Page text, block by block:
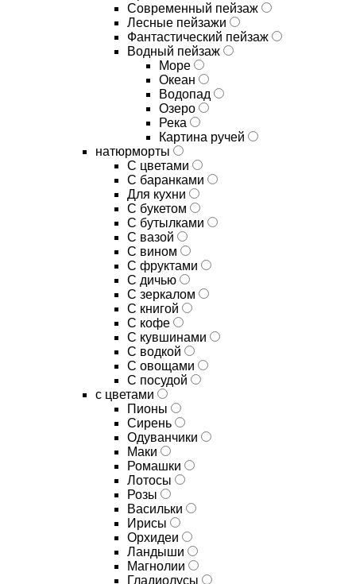
Современный пейзаж
Лесные пейзажи
Фантастический пейзаж
Водный пейзаж
Море
Океан
Водопад
Озеро
Река
Картина ручей
натюрморты
С цветами
С баранками
Для кухни
C букетом
C бутылками
C вазой
C вином
C фруктами
C дичью
C зеркалом
C книгой
C кофе
C кувшинами
C водкой
C овощами
C посудой
с цветами
Пионы
Сирень
Одуванчики
Маки
Ромашки
Лотосы
Розы
Васильки
Ирисы
Орхидеи
Ландыши
Магнолии
Гладиолусы